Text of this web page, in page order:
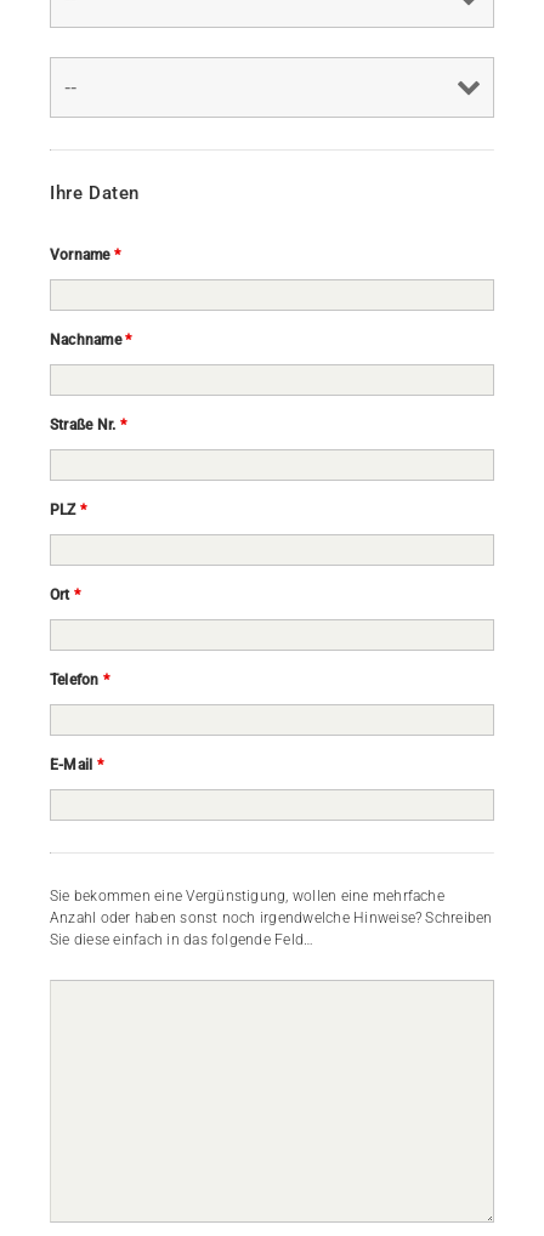
Ihre Daten
Vorname *
Nachname*
Straße Nr. *
PLZ *
Ort *
Telefon *
E-Mail *
Sie bekommen eine Vergünstigung, wollen eine mehrfache
Anzahl oder haben sonst noch irgendwelche Hinweise? Schreiben
Sie diese einfach in das folgende Feld…